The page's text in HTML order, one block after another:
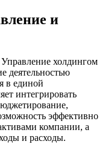
и
холдингом
деятельностью
в единой
интегрировать
эффективно
компании, а
и расходы.